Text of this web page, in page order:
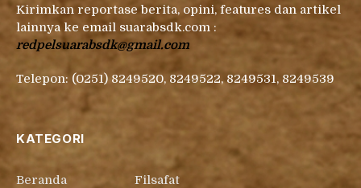
Kirimkan reportase berita, opini, features dan artikel
lainnya ke email suarabsdk.com :
redpelsuarabsdk@gmail.com
Telepon: (0251) 8249520, 8249522, 8249531, 8249539
KATEGORI
Beranda
Filsafat